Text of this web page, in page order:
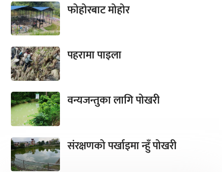
फोहोरबाट मोहोर
पहरामा पाइला
वन्यजन्तुका लागि पोखरी
संरक्षणको पर्खाइमा न्हुँ पोखरी